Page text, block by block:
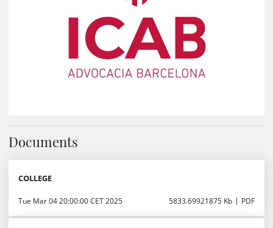
Documents
COLLEGE
Tue Mar 04 20:00:00 CET 2025 5833.69921875 Kb PDF